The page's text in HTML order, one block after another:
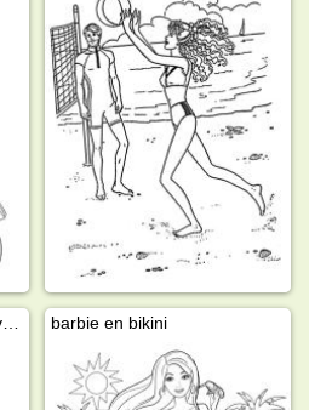
Barbie fait de la planche à voile barbie en bikini